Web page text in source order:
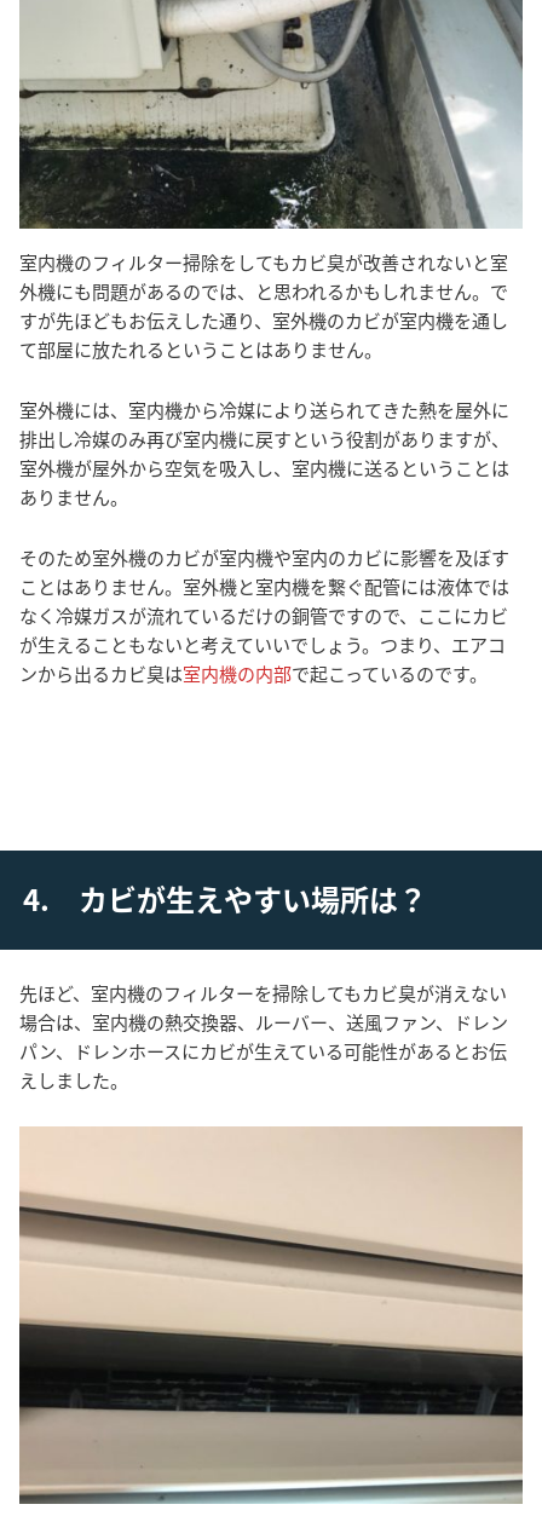
室内機のフィルター掃除をしてもカビ臭が改善されないと室
外機にも問題があるのでは、と思われるかもしれません。で
すが先ほどもお伝えした通り、室外機のカビが室内機を通し
て部屋に放たれるということはありません。
室外機には、室内機から冷媒により送られてきた熱を屋外に
排出し冷媒のみ再び室内機に戻すという役割がありますが、
室外機が屋外から空気を吸入し、室内機に送るということは
ありません。
そのため室外機のカビが室内機や室内のカビに影響を及ぼす
ことはありません。室外機と室内機を繋ぐ配管には液体では
なく冷媒ガスが流れているだけの銅管ですので、ここにカビ
が生えることもないと考えていいでしょう。つまり、エアコ
ンから出るカビ臭は室内機の内部で起こっているのです。
4. カビが生えやすい場所は？
先ほど、室内機のフィルターを掃除してもカビ臭が消えない
場合は、室内機の熱交換器、ルーバー、送風ファン、ドレン
パン、ドレンホースにカビが生えている可能性があるとお伝
えしました。